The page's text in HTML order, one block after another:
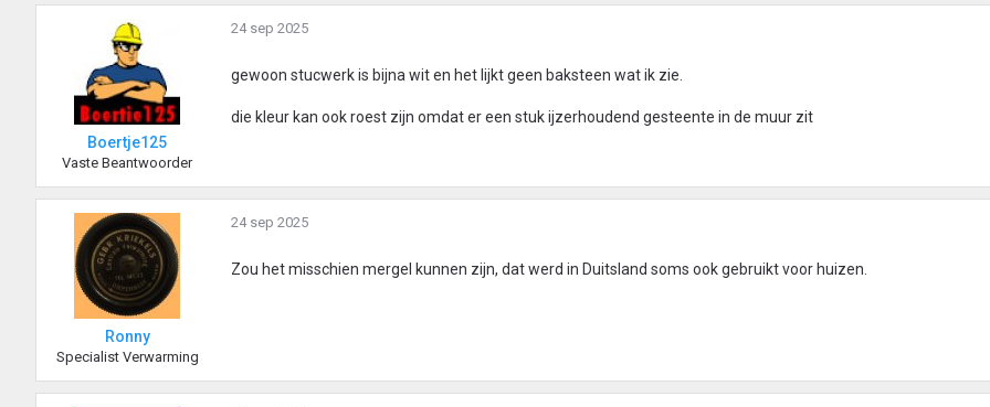
Boertje125
Vaste Beantwoorder
24 sep 2025
gewoon stucwerk is bijna wit en het lijkt geen baksteen wat ik zie.
die kleur kan ook roest zijn omdat er een stuk ijzerhoudend gesteente in de muur zit
Ronny
Specialist Verwarming
24 sep 2025
Zou het misschien mergel kunnen zijn, dat werd in Duitsland soms ook gebruikt voor huizen.